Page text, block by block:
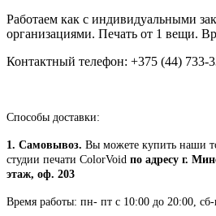
Работаем как с индивидуальными
организациями. Печать от 1 вещи.
Контактный телефон: +375 (44) 733-
Способы доставки:
1. Самовывоз. Вы можете купить наши
студии печати ColorVoid по адресу г.
этаж, оф. 203
Время работы: пн- пт с 10:00 до 20:00,